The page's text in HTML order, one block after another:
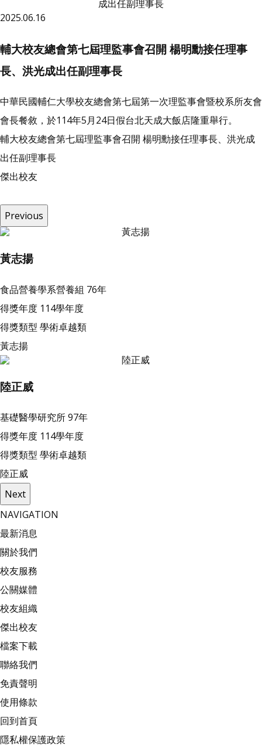
2025.06.16
輔大校友總會第七屆理監事會召開 楊明勳接任理事
長、洪光成出任副理事長
中華民國輔仁大學校友總會第七屆第一次理監事會暨校系所友會
會長餐敘，於114年5月24日假台北天成大飯店隆重舉行。
輔大校友總會第七屆理監事會召開 楊明勳接任理事長、洪光成
出任副理事長
傑出校友
Previous
黃志揚
食品營養學系營養組 76年
得獎年度 114學年度
得獎類型 學術卓越類
黃志揚
陸正威
基礎醫學研究所97年
得獎年度 114學年度
得獎類型 學術卓越類
陸正威
Next
NAVIGATION
最新消息
關於我們
校友服務
公關媒體
校友組織
傑出校友
檔案下載
聯絡我們
免責聲明
使用條款
回到首頁
隱私權保護政策